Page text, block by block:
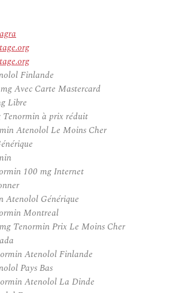
Finlande
Avec Carte Mastercard
Libre
Tenormin à prix réduit
Atenolol Le Moins Cher
100 mg Internet
Atenolol Générique
Montreal
Tenormin Prix Le Moins Cher
Atenolol Finlande
Pays Bas
Atenolol La Dinde